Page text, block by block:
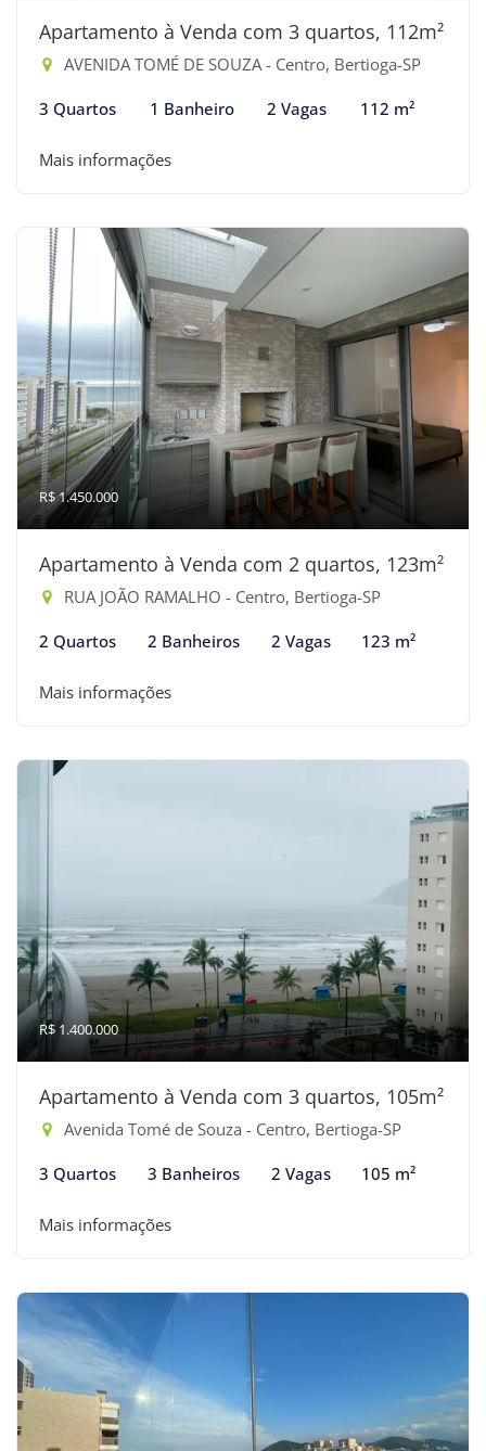
Apartamento à Venda com 3 quartos, 112m²
AVENIDA TOMÉ DE SOUZA - Centro, Bertioga-SP
3 Quartos 1 Banheiro 2 Vagas 112 m²
Mais informações
R$ 1.450.000
Apartamento à Venda com 2 quartos, 123m²
RUA JOÃO RAMALHO - Centro, Bertioga-SP
2 Quartos 2 Banheiros 2 Vagas 123 m²
Mais informações
R$ 1.400.000
Apartamento à Venda com 3 quartos, 105m²
Avenida Tomé de Souza - Centro, Bertioga-SP
3 Quartos 3 Banheiros 2 Vagas 105 m²
Mais informações